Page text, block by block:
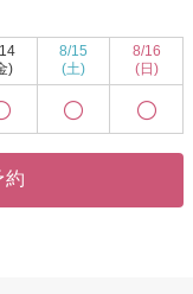
も安心してご利用いた
ください。
)
8/15
(土)
8/16
(日)
約